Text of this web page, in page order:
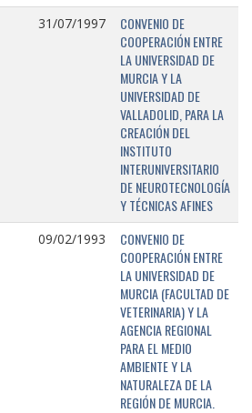
31/07/1997
CONVENIO DE
COOPERACIÓN ENTRE
LA UNIVERSIDAD DE
MURCIA Y LA
UNIVERSIDAD DE
VALLADOLID, PARA LA
CREACIÓN DEL
INSTITUTO
INTERUNIVERSITARIO
DE NEUROTECNOLOGÍA
Y TÉCNICAS AFINES
09/02/1993
CONVENIO DE
COOPERACIÓN ENTRE
LA UNIVERSIDAD DE
MURCIA (FACULTAD DE
VETERINARIA) Y LA
AGENCIA REGIONAL
PARA EL MEDIO
AMBIENTE Y LA
NATURALEZA DE LA
REGIÓN DE MURCIA.